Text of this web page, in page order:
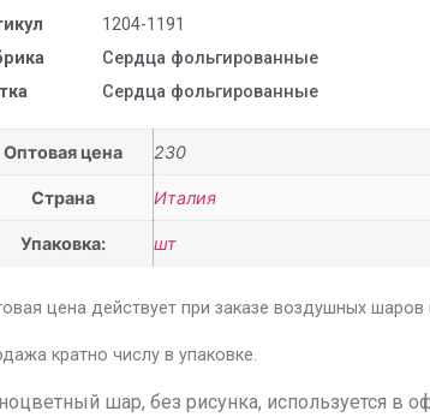
1204-1191
Сердца фольгированные
Сердца фольгированные
Оптовая цена 230
Страна Италия
Упаковка: шт
цена действует при заказе воздушных
кратно числу в упаковке.
шар, без рисунка, используется в